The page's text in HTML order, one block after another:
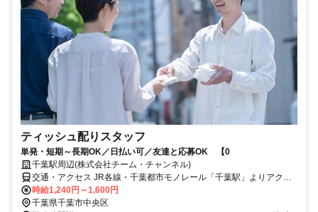
ティッシュ配りスタッフ
単発・短期～長期OK／日払い可／友達と応募OK 【0
千葉駅周辺(株式会社チーム・チャンネル)
交通・アクセス JR各線・千葉都市モノレール「千葉駅」よりアクセ
ス可／駅近5分以内 ※直行直帰OK
時給1,240円～1,600円
千葉県千葉市中央区